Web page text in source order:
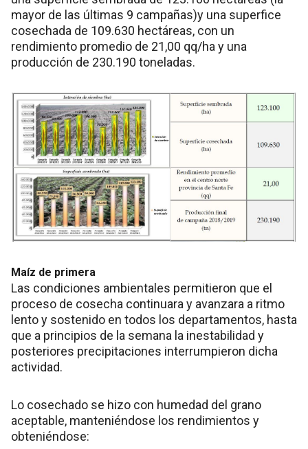
mayor de las últimas 9 campañas)y una superfice
cosechada de 109.630 hectáreas, con un
rendimiento promedio de 21,00 qq/ha y una
producción de 230.190 toneladas.
Maíz de primera
Las condiciones ambientales permitieron que el
proceso de cosecha continuara y avanzara a ritmo
lento y sostenido en todos los departamentos, hasta
que a principios de la semana la inestabilidad y
posteriores precipitaciones interrumpieron dicha
actividad.
Lo cosechado se hizo con humedad del grano
aceptable, manteniéndose los rendimientos y
obteniéndose: